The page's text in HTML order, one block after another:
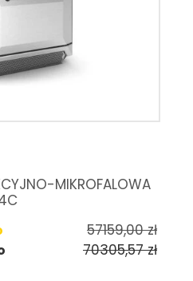
MIKROFALOWA
57159,00zł
70305,57zł